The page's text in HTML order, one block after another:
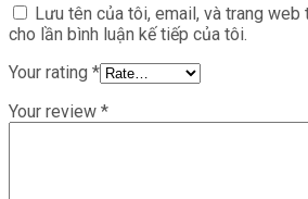
Lưu tên của tôi, email, và trang web
cho lần bình luận kế tiếp của tôi.
Your rating *
Your review *